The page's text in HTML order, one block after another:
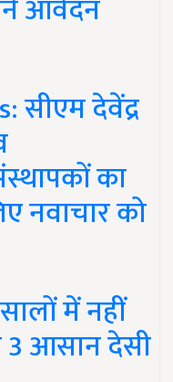
आवेदन
सीएम देवेंद्र
का
नवाचार को
में नहीं
3 आसान देसी